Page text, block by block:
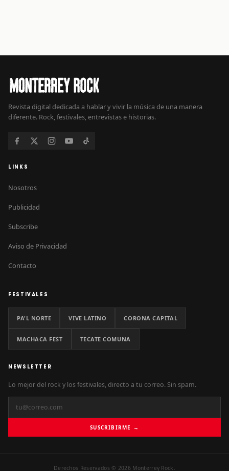
Revista digital dedicada a hablar y vivir la música de una manera
diferente. Rock, festivales, entrevistas e historias.
LINKS
Nosotros
Publicidad
Subscribe
Aviso de Privacidad
Contacto
FESTIVALES
PA'L NORTE VIVE LATINO CORONA CAPITAL
MACHACA FEST TECATE COMUNA
NEWSLETTER
Lo mejor del rock y los festivales, directo a tu correo. Sin spam.
SUSCRIBIRME →
Derechos Reservados © 2026 Monterrey Rock.